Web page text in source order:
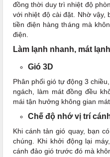
đồng thời duy trì nhiệt độ
với nhiệt độ cài đặt. Nhờ vậy,
tiền điện hàng tháng mà
điện.
Làm lạnh nhanh, mát
Gió 3D
Phân phối gió tự động 3
ngách, làm mát đồng đều
mái tận hưởng không gian
Chế độ nhớ vị trí
Khi cánh tản gió quay, bạn
chúng. Khi khởi động lại
cánh đảo gió trước đó mà